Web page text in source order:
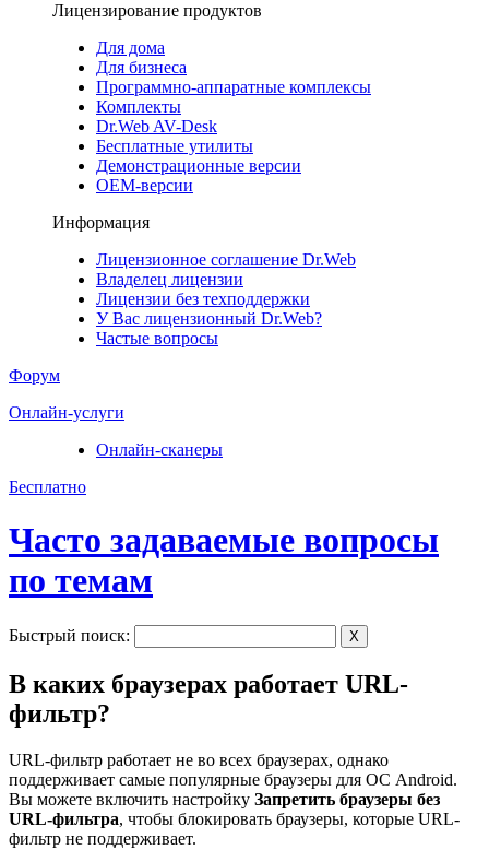
Лицензирование продуктов
Для дома
Для бизнеса
Программно-аппаратные комплексы
Комплекты
Dr.Web AV-Desk
Бесплатные утилиты
Демонстрационные версии
ОЕМ-версии
Информация
Лицензионное соглашение Dr.Web
Владелец лицензии
Лицензии без техподдержки
У Вас лицензионный Dr.Web?
Частые вопросы
Форум
Онлайн-услуги
Онлайн-сканеры
Бесплатно
Часто задаваемые вопросы
по темам
Быстрый поиск: X
В каких браузерах работает URL-
фильтр?
URL-фильтр работает не во всех браузерах, однако
поддерживает самые популярные браузеры для ОС Android.
Вы можете включить настройку Запретить браузеры без
URL-фильтра, чтобы блокировать браузеры, которые URL-
фильтр не поддерживает.